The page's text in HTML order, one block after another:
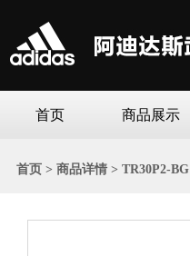
首页 商品展示
首页 > 商品详情 > TR30P2-BG